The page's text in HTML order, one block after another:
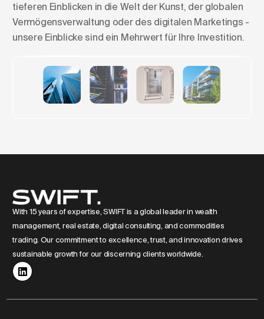
tieferen Einblicken in die Welt der Kunst, der globalen
Vermögensverwaltung oder des digitalen Marketings -
unsere Einblicke sind ein Mehrwert für Ihre Investition.
der Luxuswohntürme in Europa
With 15 years of expertise, SWIFT is a global leader in wealth
management, real estate, digital consulting, and commodities
trading. Our commitment to excellence, trust, and innovation drives
sustainable growth for our discerning clients worldwide.